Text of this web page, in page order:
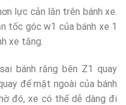
lực cản lăn trên bánh xe.
tốc góc w1 của bánh xe 1
xe tăng.
bánh răng bên Z1 quay
để mặt ngoài của bánh
đó, xe có thể dễ dàng đi